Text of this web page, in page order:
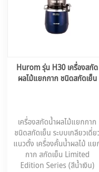
Hurom รุ่น H30 เครื่องสกัด
ผลไม้แยกกาก ชนิดสกัดเย็น
เครื่องสกัดน้ำผลไม้แยกกาก
ชนิดสกัดเย็น ระบบเกลียวเดี่ย
แนวตั้ง เครื่องคั้นน้ำผลไม้ แย
กาก สกัดเย็น Limited
Edition Series (สีน้ำเงิน)